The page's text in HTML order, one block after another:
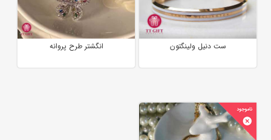
ست دنیل ولینگتون انگشتر طرح پروانه